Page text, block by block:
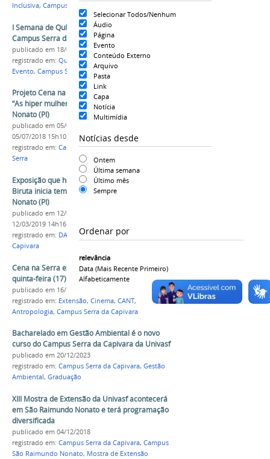
Selecionar Todos/Nenhum
Áudio
Página
Evento
Conteúdo Externo
Arquivo
Pasta
Link
Capa
Notícia
Multimídia
Notícias desde
Ontem
Última semana
Último mês
Sempre
Ordenar por
relevância
Data (mais Recente Primeiro)
Alfabeticamente
Inclusiva, Campus Serra da Capivara
I Semana de Química terá início hoje (18) no
Campus Serra da Capivara
publicado em 18/06/2018
registrado em: Química, Semana de Química
Evento, Campus Serra da Capivara
Projeto Cena na Serra exibirá o documentário
“As hiper mulheres” hoje (5) em São Raimundo
Nonato (PI)
publicado em 05/07/2018
05/07/2018 15h10
registrado em: Campus Serra da Capivara,Cena na
Serra
Exposição que homenageia os dez anos da Cia
Biruta inicia temporada em São Raimundo
Nonato (PI)
publicado em 12/03/2019
12/03/2019 14h16
registrado em: DACC Exposição, Campus Serra da
Capivara
Cena na Serra exibe “Pelas Marginais” nesta
quinta-feira (17)
publicado em 16/11/2022
registrado em: Extensão, Cinema, CANT,
Antropologia, Campus Serra da Capivara
Bacharelado em Gestão Ambiental é o novo
curso do Campus Serra da Capivara da Univasf
publicado em 20/12/2023
registrado em: Campus Serra da Capivara, Gestão
Ambiental, Graduação
XIII Mostra de Extensão da Univasf acontecerá
em São Raimundo Nonato e terá programação
diversificada
publicado em 04/12/2018
registrado em: Campus Serra da Capivara, Campus
São Raimundo Nonato, Mostra de Extensão